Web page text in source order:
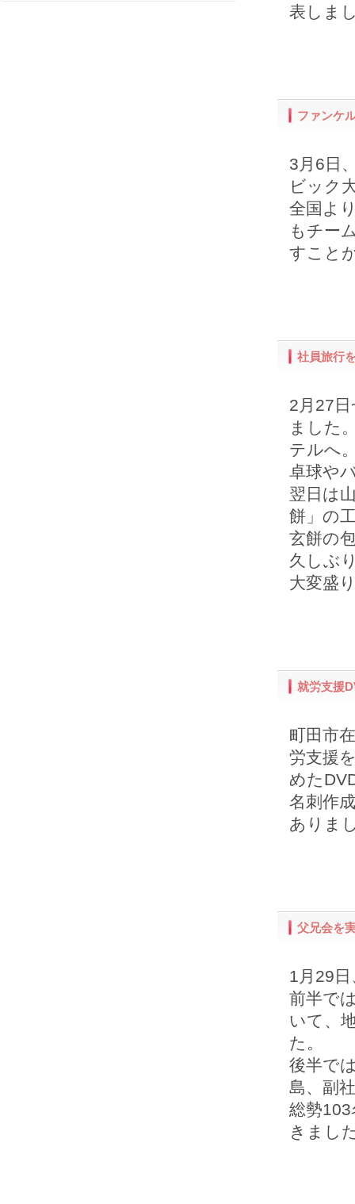
表しま
ファンケ
3月6日
ビック
全国よ
もチー
すこと
社員旅行
2月27
ました
テルへ
卓球や
翌日は
餅」の
玄餅の
久しぶ
大変盛
就労支援
町田市
労支援
めた
名刺作
ありま
父兄会を
1月29
前半で
いて、
た。
後半で
島、副
総勢
きまし